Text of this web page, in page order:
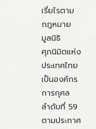
เรี่ยไรตาม
กฎหมาย
มูลนิธิ
ศุภนิมิตแห่ง
ประเทศไทย
เป็นองค์กร
การกุศล
ลำดับที่ 59
ตามประกาศ